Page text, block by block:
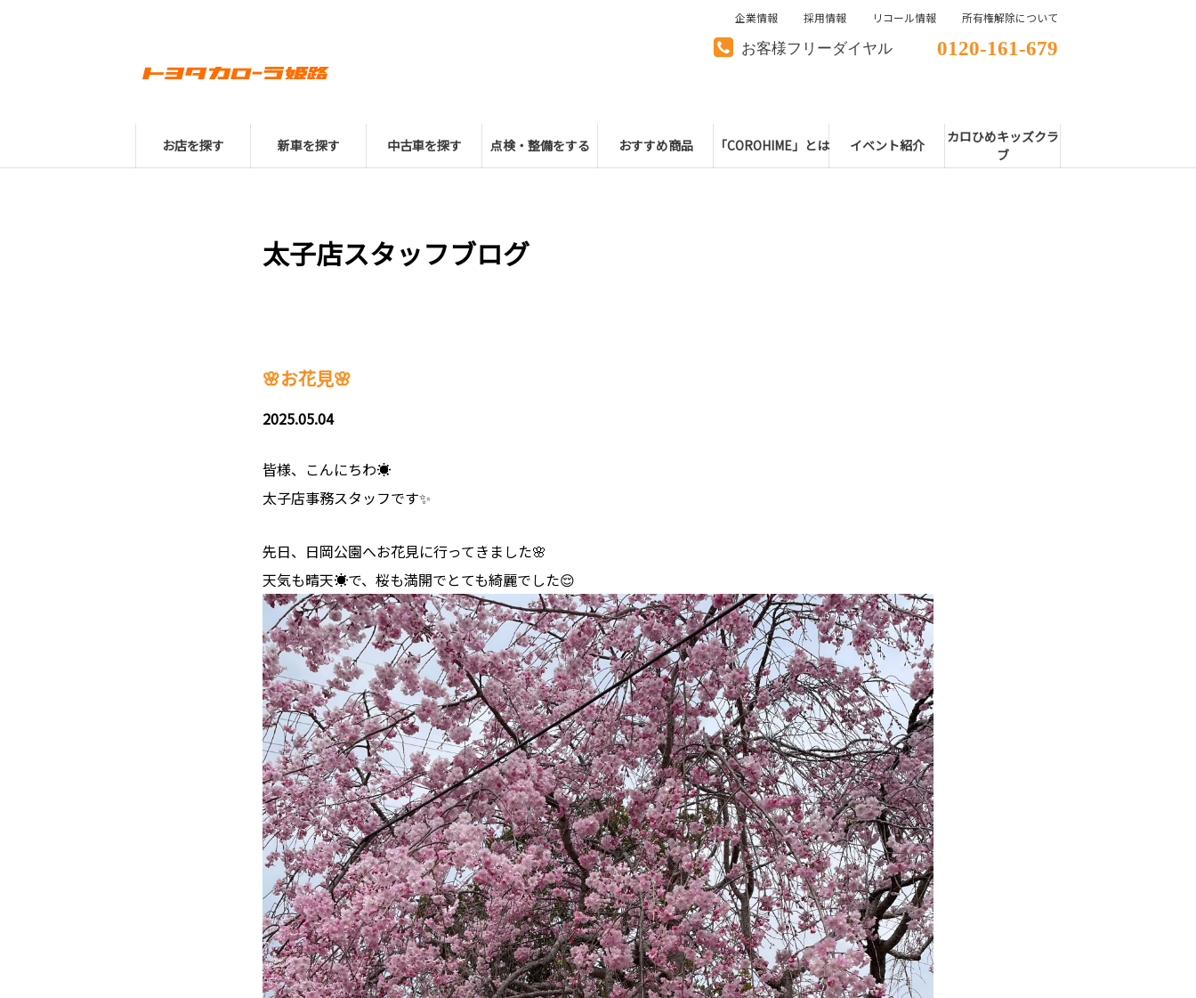
お客様フリーダイヤル 0120-161-679
お店を探す 新車を探す 中古車を探す 点検・整備をする おすすめ商品 「COROHIME」とは イベント紹介
カロひめキッズクラ
ブ
企業情報 採用情報 リコール情報 所有権解除について
太子店スタッフブログ
🌸お花見🌸
2025.05.04
皆様、こんにちわ☀️
太子店事務スタッフです✨
先日、日岡公園へお花見に行ってきました🌸
天気も晴天☀️で、桜も満開でとても綺麗でした😌